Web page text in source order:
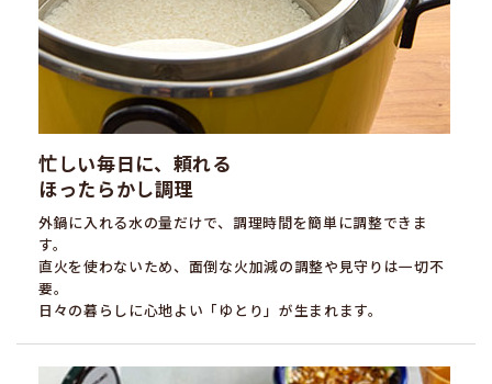
忙しい毎日に、頼れる
ほったらかし調理
外鍋に入れる水の量だけで、調理時間を簡単に調整できま
す。
直火を使わないため、面倒な火加減の調整や見守りは一切不
要。
日々の暮らしに心地よい「ゆとり」が生まれます。